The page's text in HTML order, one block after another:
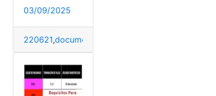
03/09/2025
220621,documentación